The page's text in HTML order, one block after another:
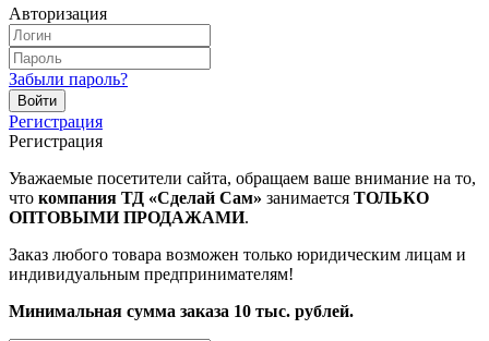
Авторизация
Забыли пароль?
Регистрация
Регистрация
Уважаемые посетители сайта, обращаем ваше внимание на то,
что компания ТД «Сделай Сам» занимается ТОЛЬКО
ОПТОВЫМИ ПРОДАЖАМИ.
Заказ любого товара возможен только юридическим лицам и
индивидуальным предпринимателям!
Минимальная сумма заказа 10 тыс. рублей.